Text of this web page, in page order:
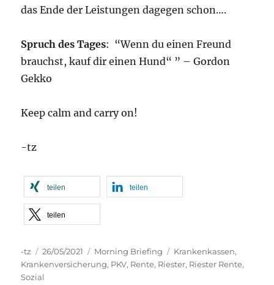
das Ende der Leistungen dagegen schon….
Spruch des Tages: “Wenn du einen Freund
brauchst, kauf dir einen Hund“ ” – Gordon
Gekko
Keep calm and carry on!
-tz
teilen teilen
teilen
Autor
-tz
Veröffentlicht
am
26/05/2021 Kategorien
Morning Briefing Schlagwörter
Krankenkassen,
Krankenversicherung, PKV, Rente, Riester, Riester Rente,
Sozial